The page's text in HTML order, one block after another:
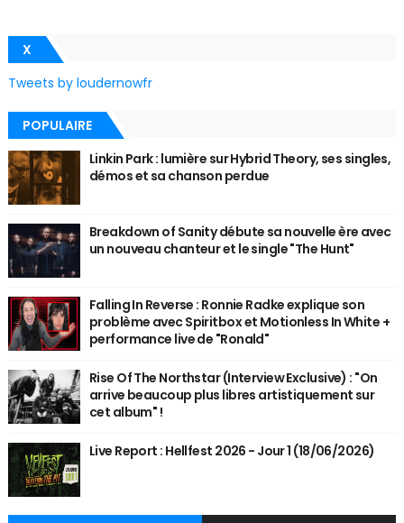
X
Tweets by loudernowfr
POPULAIRE
Linkin Park : lumière sur Hybrid Theory, ses singles,
démos et sa chanson perdue
Breakdown of Sanity débute sa nouvelle ère avec
un nouveau chanteur et le single "The Hunt"
Falling In Reverse : Ronnie Radke explique son
problème avec Spiritbox et Motionless In White +
performance live de "Ronald"
Rise Of The Northstar (Interview Exclusive) : "On
arrive beaucoup plus libres artistiquement sur
cet album" !
Live Report : Hellfest 2026 - Jour 1 (18/06/2026)